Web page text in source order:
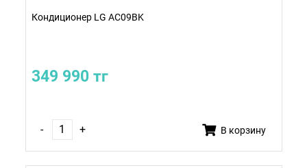
Кондиционер LG AC09BK
349 990 тг
- + В корзину